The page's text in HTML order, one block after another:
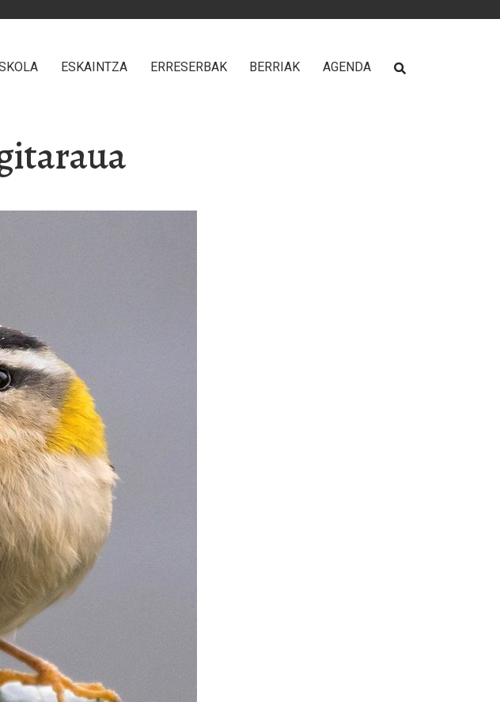
ESKAINTZA ERRESERBAK BERRIAK AGENDA